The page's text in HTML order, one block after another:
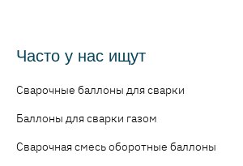
Часто у нас ищут
Сварочные баллоны для сварки
Баллоны для сварки газом
Сварочная смесь оборотные баллоны